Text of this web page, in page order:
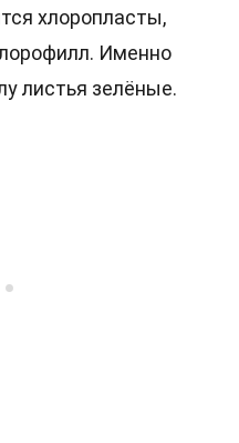
хлоропласты,
Именно
листья зелёные.